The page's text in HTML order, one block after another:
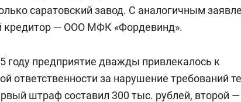
саратовский завод. С аналогичным
кредитор — ООО МФК «Фордевинд».
году предприятие дважды привлекалось к
ответственности за нарушение требований
штраф составил 300 тыс. рублей, второй